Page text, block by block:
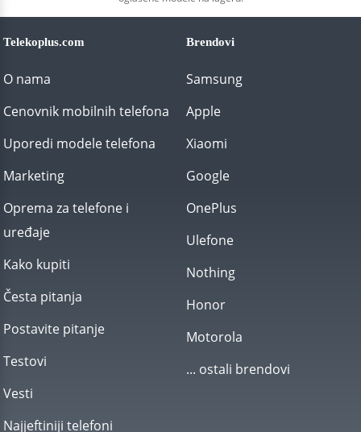
Telekoplus.com
O nama
Cenovnik mobilnih telefona
Uporedi modele telefona
Marketing
Oprema za telefone i
uređaje
Kako kupiti
Česta pitanja
Postavite pitanje
Testovi
Vesti
Najjeftiniji telefoni
Brendovi
Samsung
Apple
Xiaomi
Google
OnePlus
Ulefone
Nothing
Honor
Motorola
... ostali brendovi